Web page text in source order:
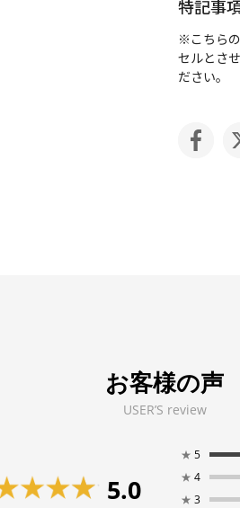
特記事
※こちら
セルとさ
ださい。
お客様の声
USER’S review
5.0
★ 5
★ 4
★ 3